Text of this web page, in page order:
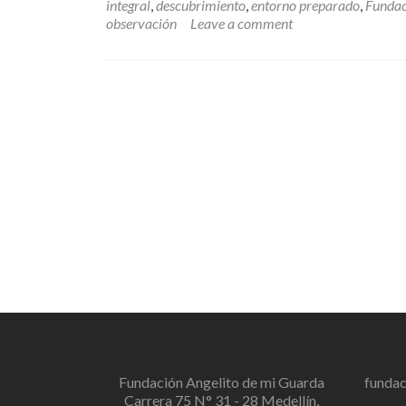
integral,descubrimiento,entorno preparado,
observación
Leave a comment
Fundación Angelito de mi Guarda
Carrera 75 N° 31 - 28 Medellín,